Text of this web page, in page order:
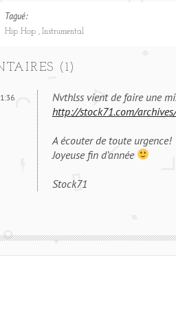
Tagué:
Hip Hop Instrumental
(1)
Nvthlss vient de faire une
http://stock71.com/
A écouter de toute urgence!
Joyeuse fin d’année
Stock71